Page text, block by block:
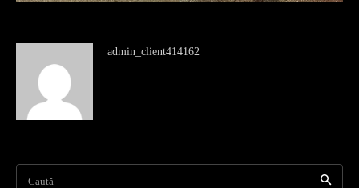
admin_client414162
Caută